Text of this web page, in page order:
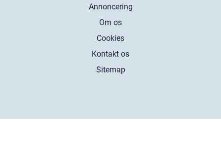
Annoncering
Om os
Cookies
Kontakt os
Sitemap